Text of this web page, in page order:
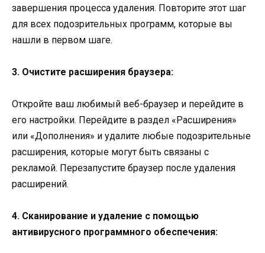
завершения процесса удаления. Повторите этот шаг
для всех подозрительных программ, которые вы
нашли в первом шаге.
3. Очистите расширения браузера:
Откройте ваш любимый веб-браузер и перейдите в
его настройки. Перейдите в раздел «Расширения»
или «Дополнения» и удалите любые подозрительные
расширения, которые могут быть связаны с
рекламой. Перезапустите браузер после удаления
расширений.
4. Сканирование и удаление с помощью
антивирусного программного обеспечения: